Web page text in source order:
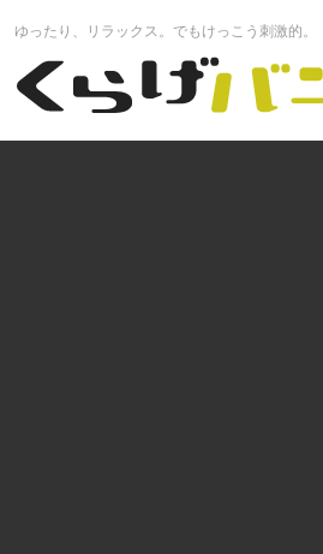
くらげバンチ
ゆったり、リラックス。でもけっこう刺激的。